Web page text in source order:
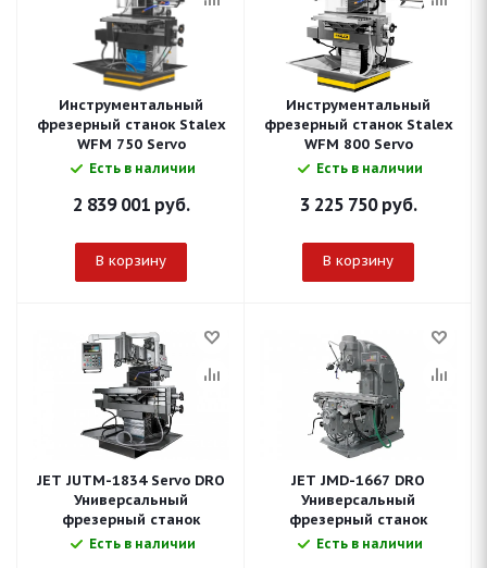
Инструментальный
фрезерный станок Stalex
WFM 750 Servo
Есть в наличии
2 839 001руб.
В корзину
Инструментальный
фрезерный станок Stalex
WFM 800 Servo
Есть в наличии
3 225 750руб.
В корзину
JET JUTM-1834 Servo DRO
Универсальный
фрезерный станок
Есть в наличии
JET JMD-1667 DRO
Универсальный
фрезерный станок
Есть в наличии